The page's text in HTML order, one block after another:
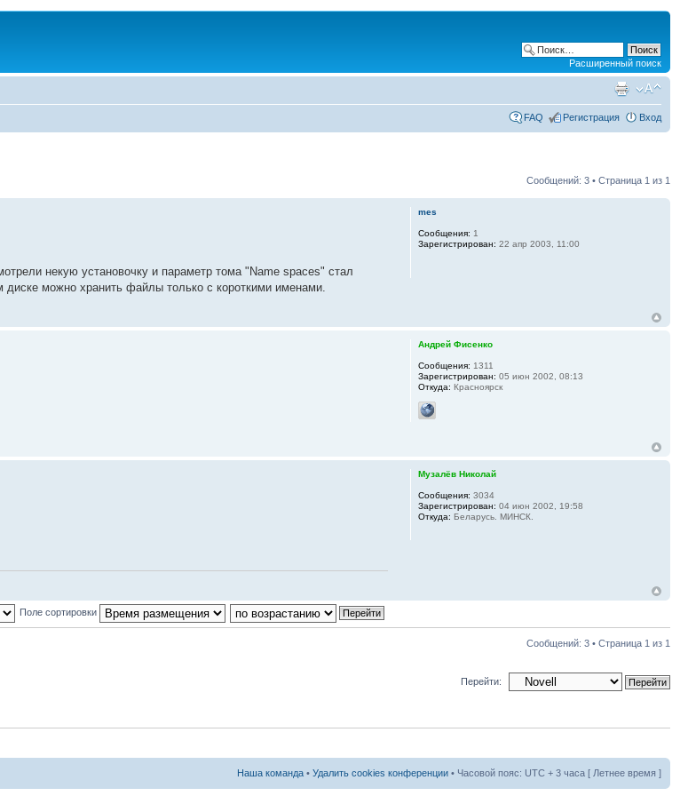
Расширенный поиск
FAQ Регистрация Вход
Сообщений: 3 • Страница 1 из 1
некую установочку и параметр тома "Name spaces" стал
диске можно хранить файлы только с короткими именами.
mes
Сообщения: 1
Зарегистрирован: 22 апр 2003, 11:00
Андрей Фисенко
Сообщения: 1311
Зарегистрирован: 05 июн 2002, 08:13
Откуда: Красноярск
Музалёв Николай
Сообщения: 3034
Зарегистрирован: 04 июн 2002, 19:58
Откуда: Беларусь. МИНСК.
Поле сортировки
Сообщений: 3 • Страница 1 из 1
Перейти:
Наша команда • Удалить cookies конференции • Часовой пояс: UTC + 3 часа [ Летнее время ]